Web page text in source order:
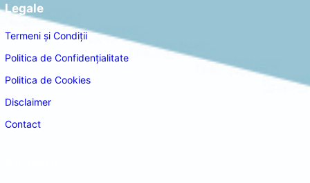
Legale
Termeni și Condiții
Politica de Confidențialitate
Politica de Cookies
Disclaimer
Contact